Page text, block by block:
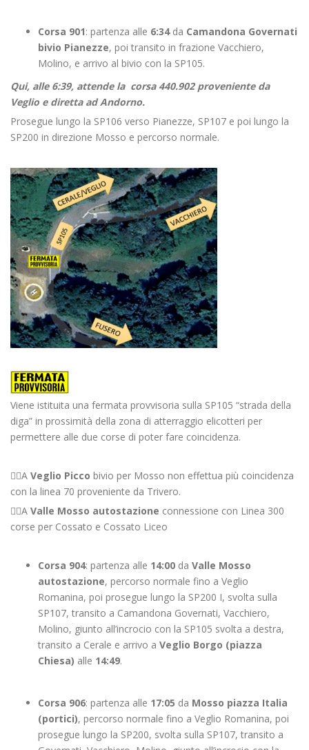
Corsa 901: partenza alle 6:34da Camandona Governati
bivio Pianezze, poi transito in frazione Vacchiero,
Molino, e arrivo al bivio con la SP105.
Qui, alle 6:39, attende la corsa 440.902 proveniente da
Veglio e diretta ad Andorno.
Prosegue lungo la SP106 verso Pianezze, SP107 e poi lungo la
SP200 in direzione Mosso e percorso normale.
Viene istituita una fermata provvisoria sulla SP105 “strada della
diga” in prossimità della zona di atterraggio elicotteri per
permettere alle due corse di poter fare coincidenza.
👉🏻A Veglio Picco bivio per Mosso non effettua più coincidenza
con la linea 70 proveniente da Trivero.
👉🏻A Valle Mosso autostazione connessione con Linea 300
corse per Cossato e Cossato Liceo
Corsa 904: partenza alle 14:00 da Valle Mosso
autostazione, percorso normale fino a Veglio
Romanina, poi prosegue lungo la SP200 I, svolta sulla
SP107, transito a Camandona Governati, Vacchiero,
Molino, giunto all’incrocio con la SP105 svolta a destra,
transito a Cerale e arrivo a Veglio Borgo (piazza
Chiesa) alle 14:49.
Corsa 906: partenza alle 17:05 da Mosso piazza Italia
(portici), percorso normale fino a Veglio Romanina, poi
prosegue lungo la SP200, svolta sulla SP107, transito a